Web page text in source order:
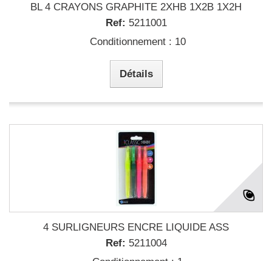
BL 4 CRAYONS GRAPHITE 2XHB 1X2B 1X2H
Ref: 5211001
Conditionnement : 10
Détails
4 SURLIGNEURS ENCRE LIQUIDE ASS
Ref: 5211004